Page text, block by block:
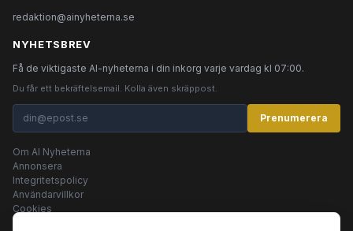
redaktion@ainyheterna.se
NYHETSBREV
Få de viktigaste AI-nyheterna i din inkorg varje vardag kl 07:00.
Du får ett bekräftelsemail. Kolla även skräppost.
Prenumerera
Om AI Nyheterna
Annonsera
Integritetspolicy
Användarvillkor
Cookies